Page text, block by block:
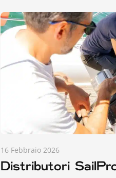
16 Febbraio 2026
Distributori